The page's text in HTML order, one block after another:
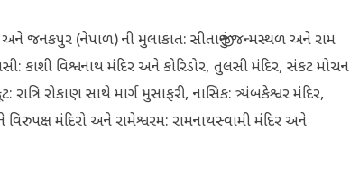
જનકપુર (નેપાળ) ની મુલાકાત: સીતાજીનું જન્મસ્થળ અને રામ
કાશી વિશ્વનાથ મંદિર અને કોરિડોર, તુલસી મંદિર, સંકટ મોચન
રોકાણ સાથે માર્ગ મુસાફરી, નાસિક: ત્ર્યંબકેશ્વર મંદિર,
મંદિરો અને રામેશ્વરમ: રામનાથસ્વામી મંદિર અને